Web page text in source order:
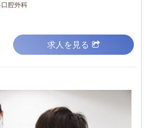
腔外科
求人を見る